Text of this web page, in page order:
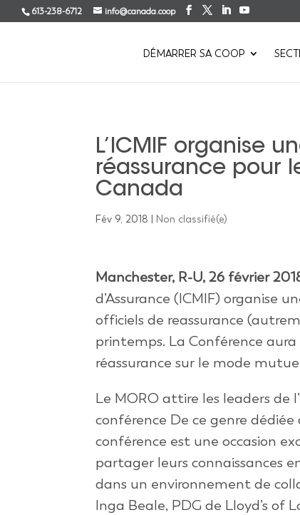
613-238-6712 info@canada.coop
DÉMARRER SA COOP
L’ICMIF organise
réassurance pour
Canada
Fév 9, 2018 | Non classifié(e)
Manchester, R-U, 26 février
d’Assurance (ICMIF) organise
officiels de reassurance
printemps. La Conférence
réassurance sur le mode
Le MORO attire les leaders de
conférence De ce genre
conférence est une occasion
partager leurs connaissances
dans un environnement de
Inga Beale, PDG de Lloyd’s of